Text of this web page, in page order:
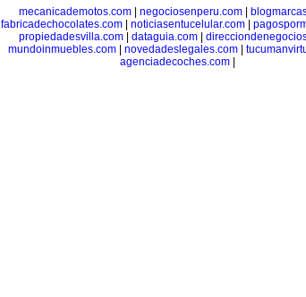
mecanicademotos.com| negociosenperu.com|
fabricadechocolates.com| noticiasentucelular.com|
propiedadesvilla.com| dataguia.com|
mundoinmuebles.com
novedadeslegales.com
agenciadecoches.com|